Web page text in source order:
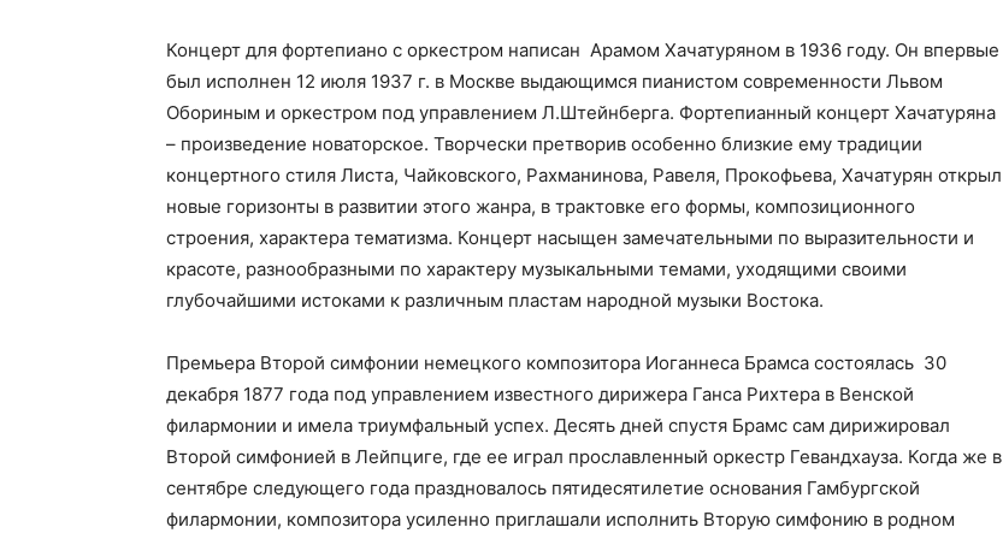
Концерт для фортепиано с оркестром написан Арамом Хачатуряном в 1936 году. Он впервые
был исполнен 12 июля 1937 г. в Москве выдающимся пианистом современности Львом
Обориным и оркестром под управлением Л.Штейнберга. Фортепианный концерт Хачатуряна
– произведение новаторское. Творчески претворив особенно близкие ему традиции
концертного стиля Листа, Чайковского, Рахманинова, Равеля, Прокофьева, Хачатурян открыл
новые горизонты в развитии этого жанра, в трактовке его формы, композиционного
строения, характера тематизма. Концерт насыщен замечательными по выразительности и
красоте, разнообразными по характеру музыкальными темами, уходящими своими
глубочайшими истоками к различным пластам народной музыки Востока.
Премьера Второй симфонии немецкого композитора Иоганнеса Брамса состоялась 30
декабря 1877 года под управлением известного дирижера Ганса Рихтера в Венской
филармонии и имела триумфальный успех. Десять дней спустя Брамс сам дирижировал
Второй симфонией в Лейпциге, где ее играл прославленный оркестр Гевандхауза. Когда же в
сентябре следующего года праздновалось пятидесятилетие основания Гамбургской
филармонии, композитора усиленно приглашали исполнить Вторую симфонию в родном